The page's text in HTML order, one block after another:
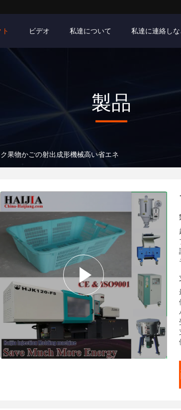
ビデオ 私達について 私達に連絡し
製品
果物かごの射出成形機械高い省エネ